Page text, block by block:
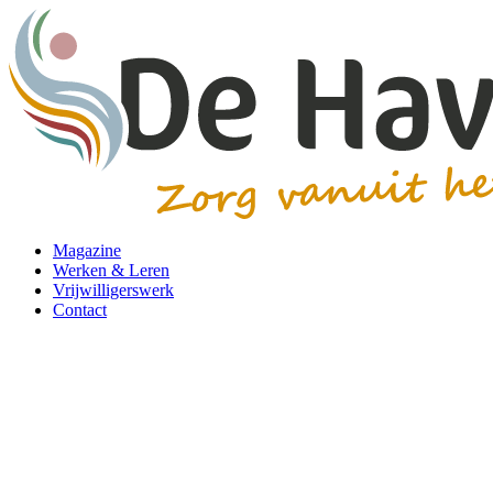
Magazine
Werken & Leren
Vrijwilligerswerk
Contact